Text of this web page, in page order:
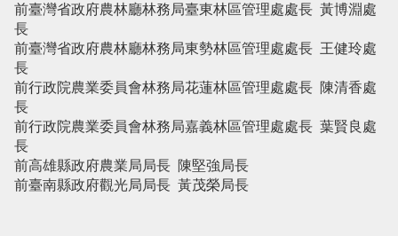
前臺灣省政府農林廳林務局臺東林區管理處處長 黃博淵處
長
前臺灣省政府農林廳林務局東勢林區管理處處長 王健玲處
長
前行政院農業委員會林務局花蓮林區管理處處長 陳清香處
長
前行政院農業委員會林務局嘉義林區管理處處長 葉賢良處
長
前高雄縣政府農業局局長 陳堅強局長
前臺南縣政府觀光局局長 黃茂榮局長